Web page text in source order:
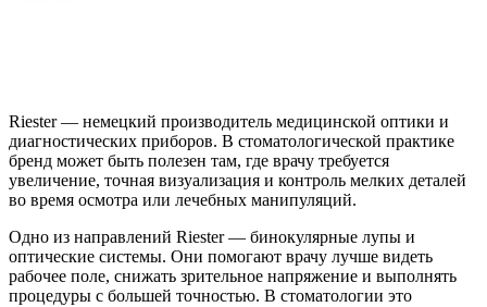
Riester — немецкий производитель медицинской оптики и
диагностических приборов. В стоматологической практике
бренд может быть полезен там, где врачу требуется
увеличение, точная визуализация и контроль мелких деталей
во время осмотра или лечебных манипуляций.
Одно из направлений Riester — бинокулярные лупы и
оптические системы. Они помогают врачу лучше видеть
рабочее поле, снижать зрительное напряжение и выполнять
процедуры с большей точностью. В стоматологии это